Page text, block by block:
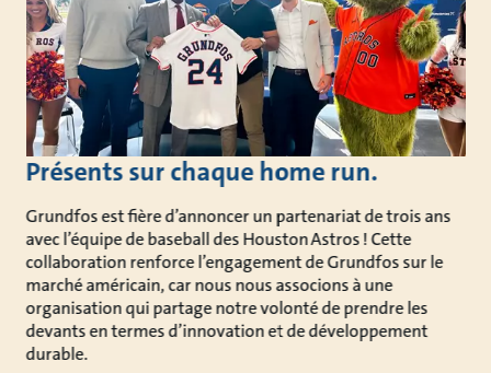
Présents sur chaque home run.
Grundfos est fière d’annoncer un partenariat de trois ans
avec l’équipe de baseball des Houston Astros ! Cette
collaboration renforce l’engagement de Grundfos sur le
marché américain, car nous nous associons à une
organisation qui partage notre volonté de prendre les
devants en termes d’innovation et de développement
durable.